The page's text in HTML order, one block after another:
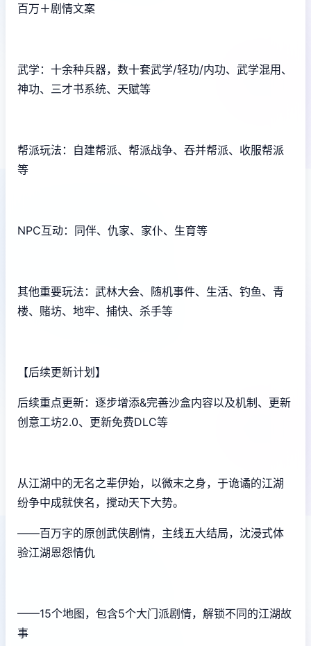
百万＋剧情文案
武学：十余种兵器，数十套武学/轻功/内功、武学混用、
神功、三才书系统、天赋等
帮派玩法：自建帮派、帮派战争、吞并帮派、收服帮派
等
NPC互动：同伴、仇家、家仆、生育等
其他重要玩法：武林大会、随机事件、生活、钓鱼、青
楼、赌坊、地牢、捕快、杀手等
【后续更新计划】
后续重点更新：逐步增添&完善沙盒内容以及机制、更新
创意工坊2.0、更新免费DLC等
从江湖中的无名之辈伊始，以微末之身，于诡谲的江湖
纷争中成就侠名，搅动天下大势。
——百万字的原创武侠剧情，主线五大结局，沈浸式体
验江湖恩怨情仇
——15个地图，包含5个大门派剧情，解锁不同的江湖故
事